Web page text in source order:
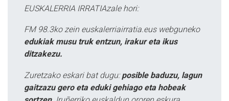
EUSKALERRIA IRRATIAzale hori:
FM 98.3ko zein euskalerriairratia.eus webguneko
edukiak musu truk entzun, irakur eta ikus
ditzakezu.
Zuretzako eskari bat dugu: posible baduzu, lagun
gaitzazu gero eta eduki gehiago eta hobeak